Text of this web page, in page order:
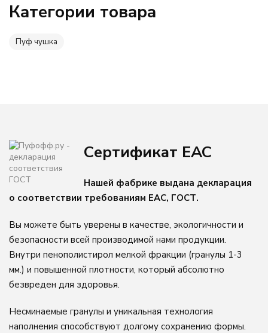
Оксфорд
Кожа
Доставка и оплата
Отзывы
Контакты
Категории товара
Пуф чушка
Сертификат ЕАС
Нашей фабрике выдана декларация
о соответствии требованиям ЕАС, ГОСТ.
Вы можете быть уверены в качестве, экологичности и
безопасности всей производимой нами продукции.
Внутри пенополистирол мелкой фракции (гранулы 1-3
мм.) и повышенной плотности, который абсолютно
безвреден для здоровья.
Несминаемые гранулы и уникальная технология
наполнения способствуют долгому сохранению формы.